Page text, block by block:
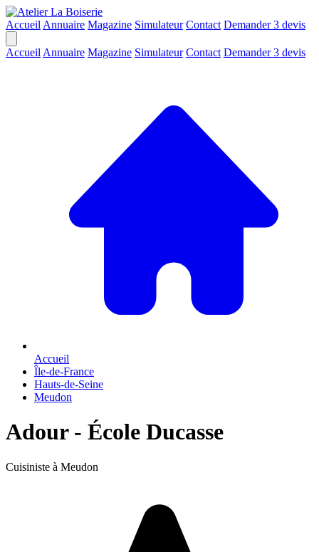
Accueil Annuaire Magazine Simulateur Contact Demander 3 devis
Accueil Annuaire Magazine Simulateur Contact Demander 3 devis
Accueil
Île-de-France
Hauts-de-Seine
Meudon
Adour - École Ducasse
Cuisiniste à Meudon